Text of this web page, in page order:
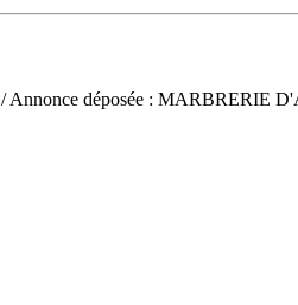
/ Annonce déposée : MARBRERIE